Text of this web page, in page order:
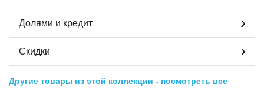
Долями и кредит
Скидки
Другие товары из этой коллекции - посмотреть все